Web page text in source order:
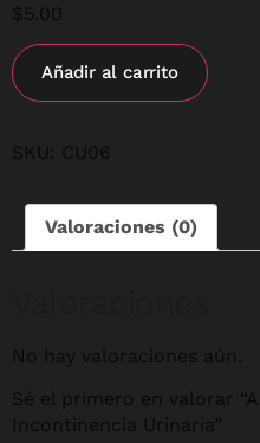
$5.00
Añadir al carrito
SKU: CU06
Valoraciones (0)
No hay valoraciones aún.
Sé el primero en valorar
Incontinencia Urinaria”